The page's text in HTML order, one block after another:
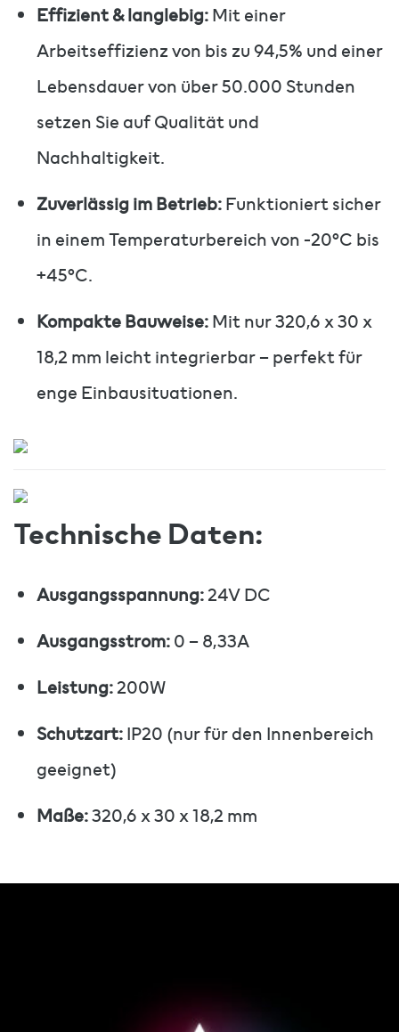
Effizient & langlebig:Mit einer
Arbeitseffizienz von bis zu 94,5% und einer
Lebensdauer von über 50.000 Stunden
setzen Sie auf Qualität und
Nachhaltigkeit.
Zuverlässig im Betrieb:Funktioniert sicher
in einem Temperaturbereich von -20°C bis
+45°C.
Kompakte Bauweise:Mit nur 320,6 x 30 x
18,2 mm leicht integrierbar – perfekt für
enge Einbausituationen.
Technische Daten:
Ausgangsspannung:24V DC
Ausgangsstrom:0 – 8,33A
Leistung:200W
Schutzart:IP20 (nur für den Innenbereich
geeignet)
Maße:320,6 x 30 x 18,2 mm